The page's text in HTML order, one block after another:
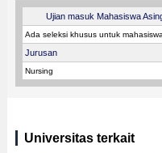
Ujian masuk Mahasiswa
Ada seleksi khusus untuk
Jurusan
Nursing
Universitas terkait